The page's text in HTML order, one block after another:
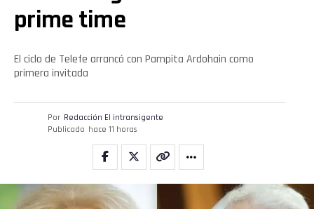
prime time
El ciclo de Telefe arrancó con Pampita Ardohain como
primera invitada
Por Redacción El intransigente
Publicado hace 11 horas